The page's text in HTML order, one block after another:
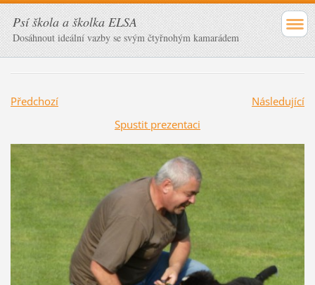
Psí škola a školka ELSA
Dosáhnout ideální vazby se svým čtyřnohým kamarádem
Předchozí
Následující
Spustit prezentaci